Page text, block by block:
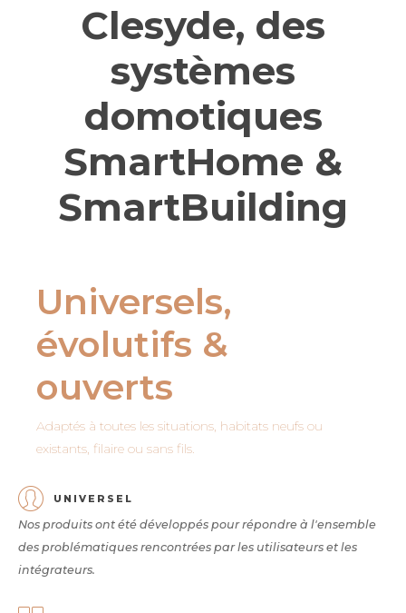
Clesyde, des
systèmes
domotiques
SmartHome &
SmartBuilding
Universels,
évolutifs &
ouverts
Adaptés à toutes les situations, habitats neufs ou
existants, filaire ou sans fils.
UNIVERSEL
Nos produits ont été développés pour répondre à l'ensemble
des problématiques rencontrées par les utilisateurs et les
intégrateurs.